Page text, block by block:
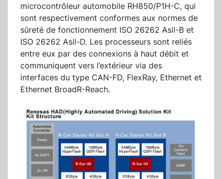
microcontrôleur automobile RH850/P1H-C, qui
sont respectivement conformes aux normes de
sûreté de fonctionnement ISO 26262 Asil-B et
ISO 26262 Asil-D. Les processeurs sont reliés
entre eux par des connexions à haut débit et
communiquent vers l’extérieur via des
interfaces du type CAN-FD, FlexRay, Ethernet et
Ethernet BroadR-Reach.